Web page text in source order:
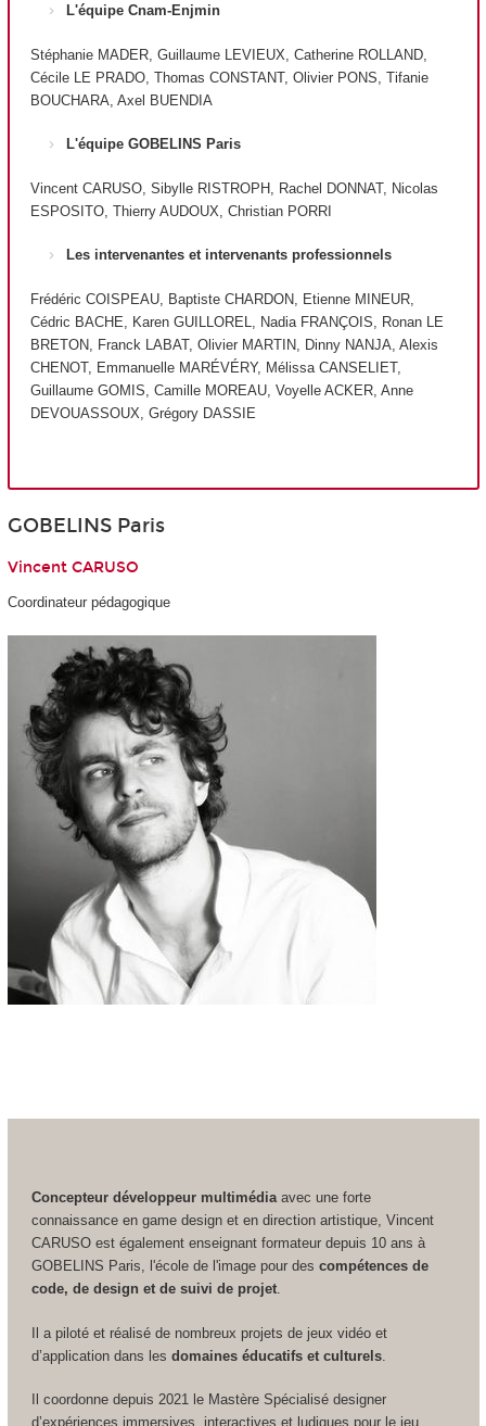
L'équipe Cnam-Enjmin
Stéphanie MADER, Guillaume LEVIEUX, Catherine ROLLAND,
Cécile LE PRADO, Thomas CONSTANT, Olivier PONS, Tifanie
BOUCHARA, Axel BUENDIA
L'équipe GOBELINS Paris
Vincent CARUSO, Sibylle RISTROPH, Rachel DONNAT, Nicolas
ESPOSITO, Thierry AUDOUX, Christian PORRI
Les intervenantes et intervenants professionnels
Frédéric COISPEAU, Baptiste CHARDON, Etienne MINEUR,
Cédric BACHE, Karen GUILLOREL, Nadia FRANÇOIS, Ronan LE
BRETON, Franck LABAT, Olivier MARTIN, Dinny NANJA, Alexis
CHENOT, Emmanuelle MARÉVÉRY, Mélissa CANSELIET,
Guillaume GOMIS, Camille MOREAU, Voyelle ACKER, Anne
DEVOUASSOUX, Grégory DASSIE
GOBELINS Paris
Vincent CARUSO
Coordinateur pédagogique
Concepteur développeur multimédiaavec une forte
connaissance en game design et en direction artistique, Vincent
CARUSO est également enseignant formateur depuis 10 ans à
GOBELINS Paris, l'école de l'image pour des compétences de
code, de design et de suivi de projet.
Il a piloté et réalisé de nombreux projets de jeux vidéo et
d’application dans les domaines éducatifs et culturels.
Il coordonne depuis 2021 le Mastère Spécialisé designer
d’expériences immersives, interactives et ludiques pour le jeu